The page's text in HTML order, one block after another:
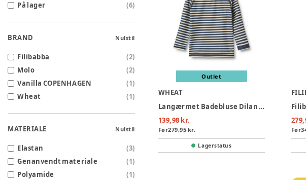
På lager (6)
BRAND Nulstil
Filibabba (2)
Molo
(2)
Vanilla COPENHAGEN
(1)
Wheat
(1)
MATERIALE Nulstil
Elastan (3)
Genanvendt materiale
(1)
Polyamide
(1)
Outlet
WHEAT
Langærmet Badebluse Dilan - 1048
139,98 kr.
Før279,95 kr.
Lagerstatus
Før